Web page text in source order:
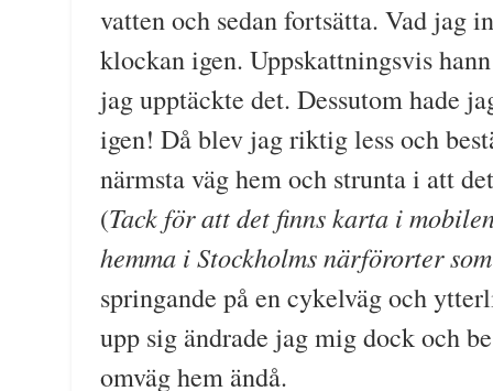
vatten och sedan fortsätta. Vad jag
klockan igen. Uppskattningsvis
jag upptäckte det. Dessutom hade
igen! Då blev jag riktig less och
närmsta väg hem och strunta i att
(Tack för att det finns karta i
hemma i Stockholms närförorter
springande på en cykelväg och
upp sig ändrade jag mig dock och
omväg hem ändå.